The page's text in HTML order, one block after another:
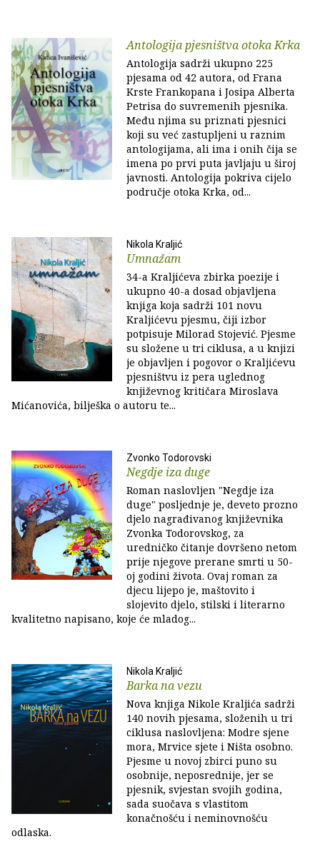
Antologija pjesništva otoka Krka
Antologija sadrži ukupno 225
pjesama od 42 autora, od Frana
Krste Frankopana i Josipa Alberta
Petrisa do suvremenih pjesnika.
Među njima su priznati pjesnici
koji su već zastupljeni u raznim
antologijama, ali ima i onih čija se
imena po prvi puta javljaju u široj
javnosti. Antologija pokriva cijelo
područje otoka Krka, od...
Nikola Kraljić
Umnažam
34-a Kraljićeva zbirka poezije i
ukupno 40-a dosad objavljena
knjiga koja sadrži 101 novu
Kraljićevu pjesmu, čiji izbor
potpisuje Milorad Stojević. Pjesme
su složene u tri ciklusa, a u knjizi
je objavljen i pogovor o Kraljićevu
pjesništvu iz pera uglednog
književnog kritičara Miroslava
Mićanovića, bilješka o autoru te...
Zvonko Todorovski
Negdje iza duge
Roman naslovljen "Negdje iza
duge" posljednje je, deveto prozno
djelo nagrađivanog književnika
Zvonka Todorovskog, za
uredničko čitanje dovršeno netom
prije njegove prerane smrti u 50-
oj godini života. Ovaj roman za
djecu lijepo je, maštovito i
slojevito djelo, stilski i literarno
kvalitetno napisano, koje će mladog...
Nikola Kraljić
Barka na vezu
Nova knjiga Nikole Kraljića sadrži
140 novih pjesama, složenih u tri
ciklusa naslovljena: Modre sjene
mora, Mrvice sjete i Ništa osobno.
Pjesme u novoj zbirci puno su
osobnije, neposrednije, jer se
pjesnik, svjestan svojih godina,
sada suočava s vlastitom
konačnošću i neminovnošću
odlaska.